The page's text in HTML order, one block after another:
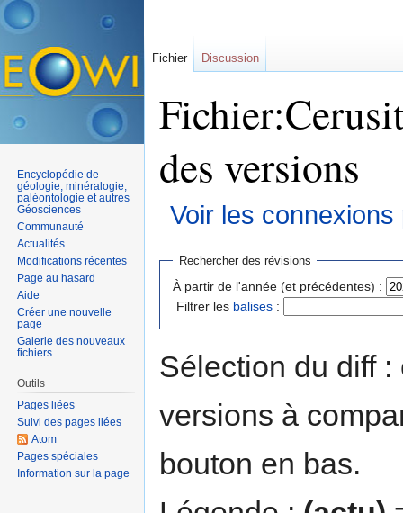
des versions
Voir les
Rechercher des révisions
À partir de l'année (et précédentes) :
Filtrer les balises :
Sélection du diff
versions à
bouton en bas.
Fichier Discussion
Encyclopédie de
géologie, minéralogie,
paléontologie et autres
Géosciences
Communauté
Actualités
Modifications récentes
Page au hasard
Aide
Créer une nouvelle
page
Galerie des nouveaux
fichiers
Outils
Pages liées
Suivi des pages liées
Atom
Pages spéciales
Information sur la page